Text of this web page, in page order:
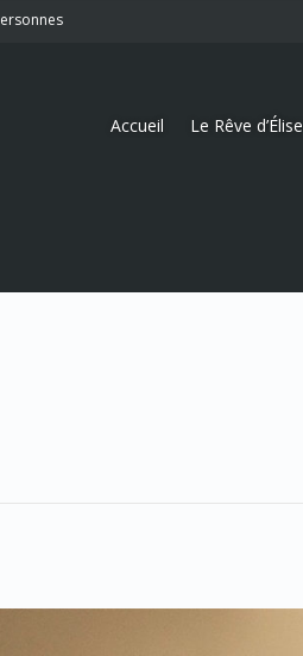
Accueil Le Rêve d’Élise